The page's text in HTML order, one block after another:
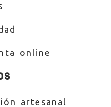
online
artesanal